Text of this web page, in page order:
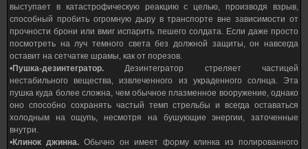
выступает в катастрофическую реакцию с целью, производя взрыв,
способный пробить огромную дыру в транспорте вне зависимости от
прочности брони или вмиг испарить пешего солдата. Если даже просто
посмотреть на луч темного света без должной защиты, он навсегда
оставит на сетчатке шрамы, как от порезов.
•Пушка-дезинтегратор. Дезинтегратор стреляет частицей
нестабильного вещества, извлеченного из украденного солнца. Эта
пушка куда более сложна, чем обычное плазменное вооружение, однако
оно способно сохранять частый темп стрельбы и всегда оставаться
холодным на ощупь, несмотря на бушующие энергии, заточенные
внутри.
•Клинок джинна. Обычно он имеет форму клинка из полированного